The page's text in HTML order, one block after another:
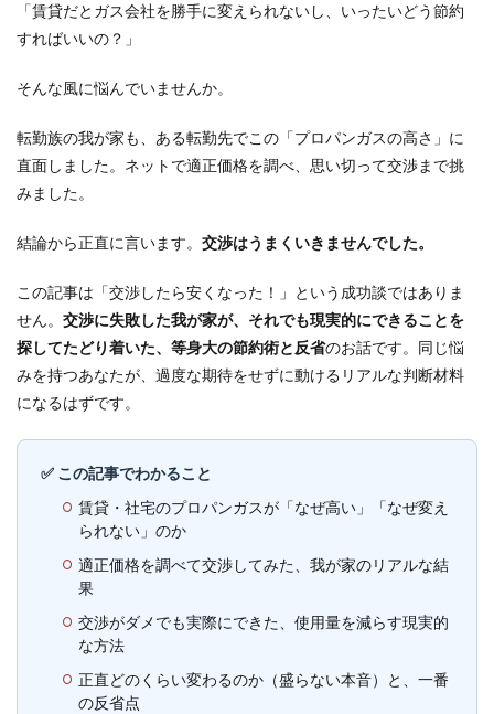
「賃貸だとガス会社を勝手に変えられないし、いったいどう節約
すればいいの？」
そんな風に悩んでいませんか。
転勤族の我が家も、ある転勤先でこの「プロパンガスの高さ」に
直面しました。ネットで適正価格を調べ、思い切って交渉まで挑
みました。
結論から正直に言います。 交渉はうまくいきませんでした。
この記事は「交渉したら安くなった！」という成功談ではありま
せん。 交渉に失敗した我が家が、それでも現実的にできることを
探してたどり着いた、等身大の節約術と反省のお話です。同じ悩
みを持つあなたが、過度な期待をせずに動けるリアルな判断材料
になるはずです。
✅ この記事でわかること
賃貸・社宅のプロパンガスが「なぜ高い」「なぜ変え
られない」のか
適正価格を調べて交渉してみた、我が家のリアルな結
果
交渉がダメでも実際にできた、使用量を減らす現実的
な方法
正直どのくらい変わるのか（盛らない本音）と、一番
の反省点